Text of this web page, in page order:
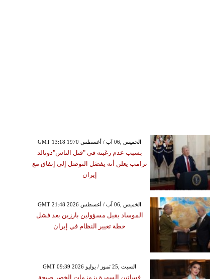
GMT 13:18 1970 الخميس ,06 آب / أغسطس
بسبب عدم رغبته في "قتل الناس"دونالد
ترامب يعلن أنه يفضَل التوصَل إلى إتفاق مع
إيران
GMT 21:48 2026 الخميس ,06 آب / أغسطس
الموساد يقيل مسؤولين بارزين بعد فشل
خطة تغيير النظام في إيران
GMT 09:39 2026 السبت ,25 تموز / يوليو
فساتين السهرة بزمزمات الخصر صيحة